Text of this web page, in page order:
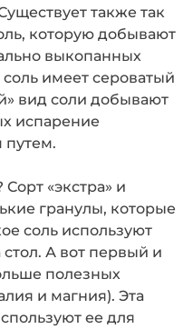
также так
которую добывают
выкопанных
имеет сероватый
вид соли добывают
испарение
путем.
«экстра» и
гранулы, которые
соль используют
стол. А вот первый и
полезных
и магния). Эта
ее для